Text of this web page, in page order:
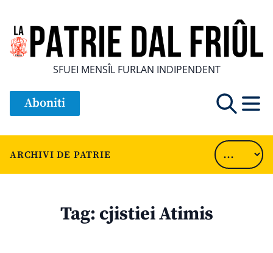
SFUEI MENSÎL FURLAN INDIPENDENT
Aboniti
ARCHIVI DE PATRIE
Tag:cjistiei Atimis